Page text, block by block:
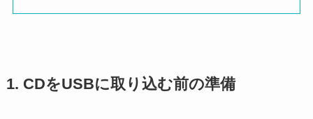
1. CDをUSBに取り込む前の準備